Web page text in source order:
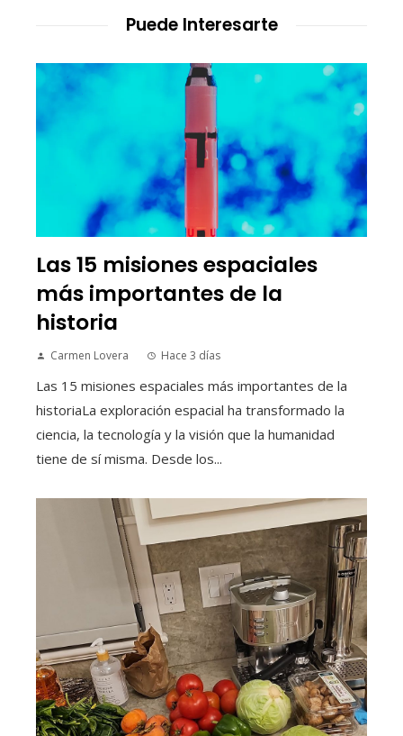
Puede Interesarte
Las 15 misiones espaciales
más importantes de la
historia
Carmen Lovera Hace 3 días
Las 15 misiones espaciales más importantes de la
historiaLa exploración espacial ha transformado la
ciencia, la tecnología y la visión que la humanidad
tiene de sí misma. Desde los...